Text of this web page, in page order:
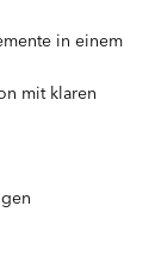
in einem
mit klaren